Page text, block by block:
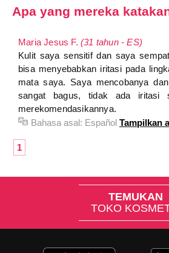
Apa yang mereka
Maria Jesus F. (31 tahun - ES)
Kulit saya sensitif dan saya
bisa menyebabkan iritasi pada
mata saya. Saya mencobanya
sangat bagus, tidak ada iritasi
merekomendasikannya.
Bahasa asal: Español Tampilkan
1
TEMUKAN
TOKO